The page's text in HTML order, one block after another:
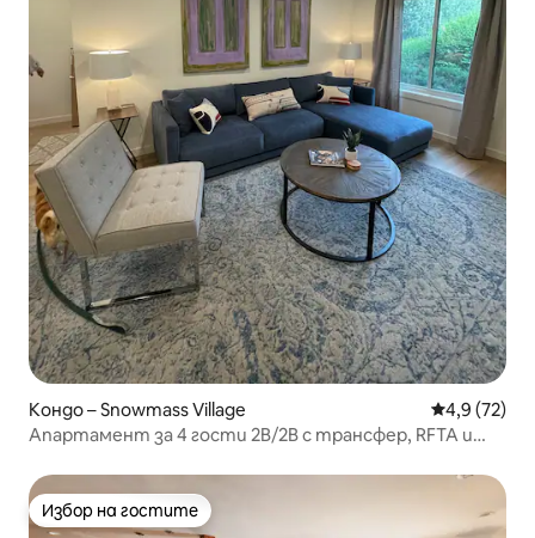
Кондо – Snowmass Village Средна
4,9 (72)
Апартамент за 4 гости 2B/2B с трансфер, RFTA и
Избор на гостите
Избор на гостите